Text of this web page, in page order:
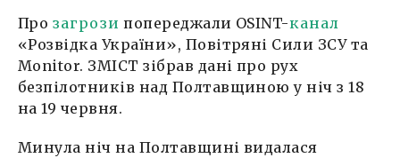
Про загрози попереджали OSINT-канал
«Розвідка України», Повітряні Сили ЗСУ та
Monitor. ЗМІСТ зібрав дані про рух
безпілотників над Полтавщиною у ніч з 18
на 19 червня.
Минула ніч на Полтавщині видалася